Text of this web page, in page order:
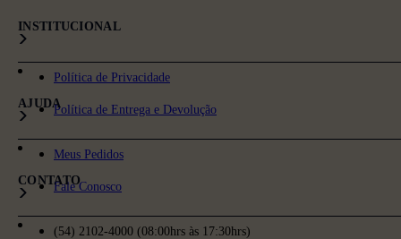
INSTITUCIONAL
Política de Privacidade
Política de Entrega e Devolução
AJUDA
Meus Pedidos
Fale Conosco
CONTATO
(54) 2102-4000 (08:00hrs às 17:30hrs)